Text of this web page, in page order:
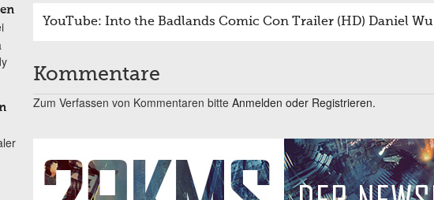
YouTube: Into the Badlands Comic Con Trailer (HD) Daniel Wu
Kommentare
Zum Verfassen von Kommentaren bitte Anmelden oder Registrieren.